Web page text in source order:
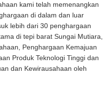
kami telah memenangkan
di dalam dan luar
lebih dari 30 penghargaan
di tepi barat Sungai Mutiara,
Penghargaan Kemajuan
Produk Teknologi Tinggi dan
dan Kewirausahaan oleh